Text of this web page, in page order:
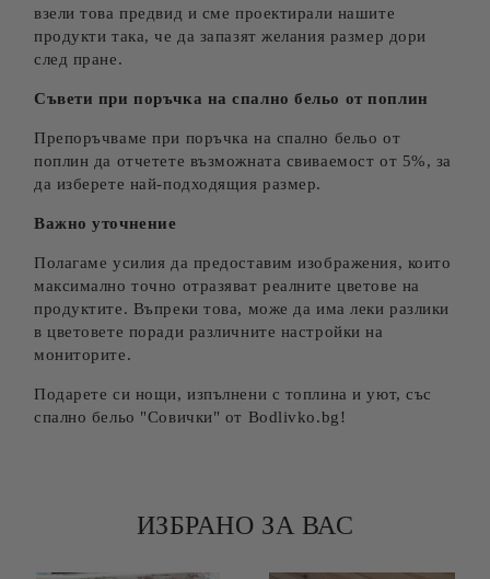
взели това предвид и сме проектирали нашите
продукти така, че да запазят желания размер дори
след пране.
Съвети при поръчка на спално бельо от поплин
Препоръчваме при поръчка на спално бельо от
поплин да отчетете възможната свиваемост от 5%, за
да изберете най-подходящия размер.
Важно уточнение
Полагаме усилия да предоставим изображения, които
максимално точно отразяват реалните цветове на
продуктите. Въпреки това, може да има леки разлики
в цветовете поради различните настройки на
мониторите.
Подарете си нощи, изпълнени с топлина и уют, със
спално бельо "Совички" от Bodlivko.bg!
ИЗБРАНО ЗА ВАС